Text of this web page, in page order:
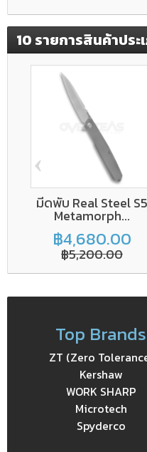
10 รายการสินค้าประ
มีดพับ Real Steel S5
Metamorph...
฿4,680.00
฿5,200.00
‹
Top Brands
ZT (Zero
Kershaw
WORK SHARP
Microtech
Spyderco